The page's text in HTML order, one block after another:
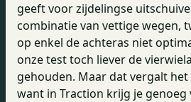
geeft voor zijdelingse
combinatie van vettige wegen,
op enkel de achteras niet
onze test toch liever de
gehouden. Maar dat vergalt het
want in Traction krijg je